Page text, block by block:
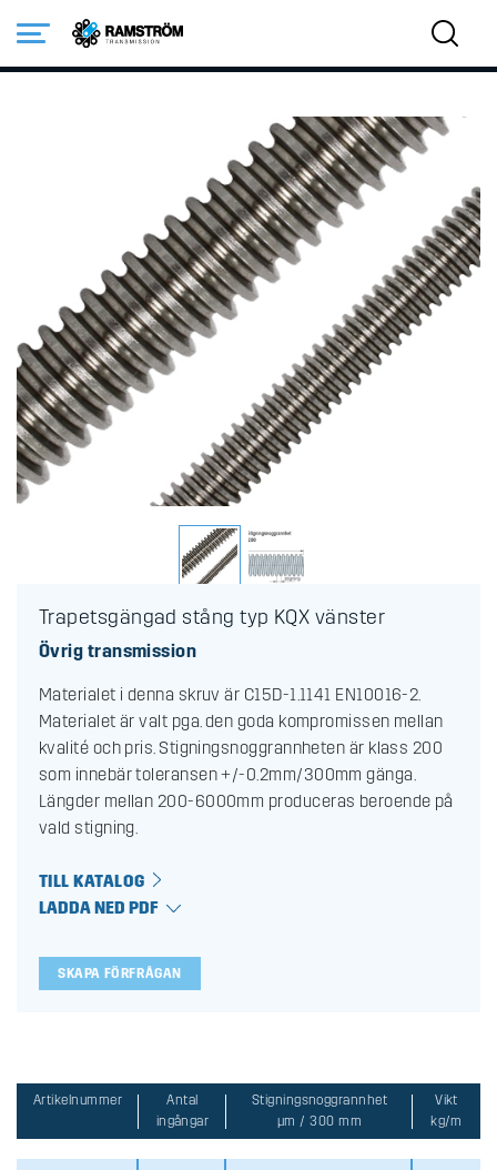
Trapetsgängade skruvar och muttrar
Trapetsgängad stång typ KQX
Trapetsgängad stång typ KQX vänster
Övrig transmission
Materialet i denna skruv är C15D-1.1141 EN10016-2.
Materialet är valt pga. den goda kompromissen mellan
kvalité och pris. Stigningsnoggrannheten är klass 200
som innebär toleransen +/-0.2mm/300mm gänga.
Längder mellan 200-6000mm produceras beroende på
vald stigning.
TILL KATALOG
LADDA NED PDF
SKAPA FÖRFRÅGAN
Artikelnummer
Antal
ingångar
Stigningsnoggrannhet
µm / 300 mm
Vikt
kg/m